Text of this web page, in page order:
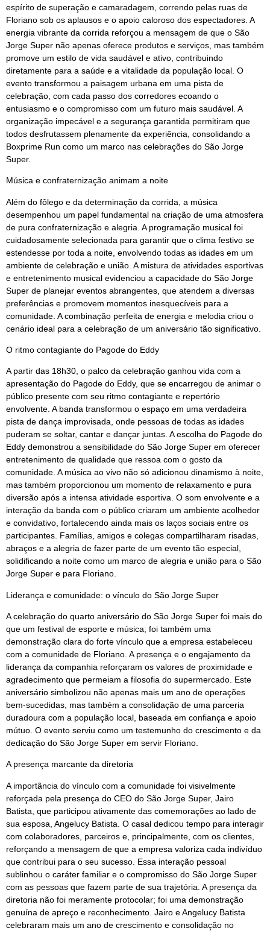
espírito de superação e camaradagem, correndo pelas ruas de
Floriano sob os aplausos e o apoio caloroso dos espectadores. A
energia vibrante da corrida reforçou a mensagem de que o São
Jorge Super não apenas oferece produtos e serviços, mas também
promove um estilo de vida saudável e ativo, contribuindo
diretamente para a saúde e a vitalidade da população local. O
evento transformou a paisagem urbana em uma pista de
celebração, com cada passo dos corredores ecoando o
entusiasmo e o compromisso com um futuro mais saudável. A
organização impecável e a segurança garantida permitiram que
todos desfrutassem plenamente da experiência, consolidando a
Boxprime Run como um marco nas celebrações do São Jorge
Super.
Música e confraternização animam a noite
Além do fôlego e da determinação da corrida, a música
desempenhou um papel fundamental na criação de uma atmosfera
de pura confraternização e alegria. A programação musical foi
cuidadosamente selecionada para garantir que o clima festivo se
estendesse por toda a noite, envolvendo todas as idades em um
ambiente de celebração e união. A mistura de atividades esportivas
e entretenimento musical evidenciou a capacidade do São Jorge
Super de planejar eventos abrangentes, que atendem a diversas
preferências e promovem momentos inesquecíveis para a
comunidade. A combinação perfeita de energia e melodia criou o
cenário ideal para a celebração de um aniversário tão significativo.
O ritmo contagiante do Pagode do Eddy
A partir das 18h30, o palco da celebração ganhou vida com a
apresentação do Pagode do Eddy, que se encarregou de animar o
público presente com seu ritmo contagiante e repertório
envolvente. A banda transformou o espaço em uma verdadeira
pista de dança improvisada, onde pessoas de todas as idades
puderam se soltar, cantar e dançar juntas. A escolha do Pagode do
Eddy demonstrou a sensibilidade do São Jorge Super em oferecer
entretenimento de qualidade que ressoa com o gosto da
comunidade. A música ao vivo não só adicionou dinamismo à noite,
mas também proporcionou um momento de relaxamento e pura
diversão após a intensa atividade esportiva. O som envolvente e a
interação da banda com o público criaram um ambiente acolhedor
e convidativo, fortalecendo ainda mais os laços sociais entre os
participantes. Famílias, amigos e colegas compartilharam risadas,
abraços e a alegria de fazer parte de um evento tão especial,
solidificando a noite como um marco de alegria e união para o São
Jorge Super e para Floriano.
Liderança e comunidade: o vínculo do São Jorge Super
A celebração do quarto aniversário do São Jorge Super foi mais do
que um festival de esporte e música; foi também uma
demonstração clara do forte vínculo que a empresa estabeleceu
com a comunidade de Floriano. A presença e o engajamento da
liderança da companhia reforçaram os valores de proximidade e
agradecimento que permeiam a filosofia do supermercado. Este
aniversário simbolizou não apenas mais um ano de operações
bem-sucedidas, mas também a consolidação de uma parceria
duradoura com a população local, baseada em confiança e apoio
mútuo. O evento serviu como um testemunho do crescimento e da
dedicação do São Jorge Super em servir Floriano.
A presença marcante da diretoria
A importância do vínculo com a comunidade foi visivelmente
reforçada pela presença do CEO do São Jorge Super, Jairo
Batista, que participou ativamente das comemorações ao lado de
sua esposa, Angelucy Batista. O casal dedicou tempo para interagir
com colaboradores, parceiros e, principalmente, com os clientes,
reforçando a mensagem de que a empresa valoriza cada indivíduo
que contribui para o seu sucesso. Essa interação pessoal
sublinhou o caráter familiar e o compromisso do São Jorge Super
com as pessoas que fazem parte de sua trajetória. A presença da
diretoria não foi meramente protocolar; foi uma demonstração
genuína de apreço e reconhecimento. Jairo e Angelucy Batista
celebraram mais um ano de crescimento e consolidação no